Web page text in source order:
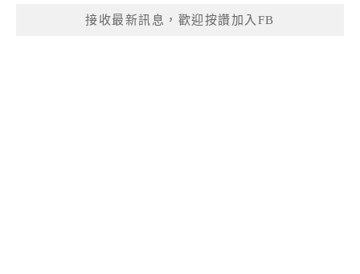
接收最新訊息，歡迎按讚加入FB